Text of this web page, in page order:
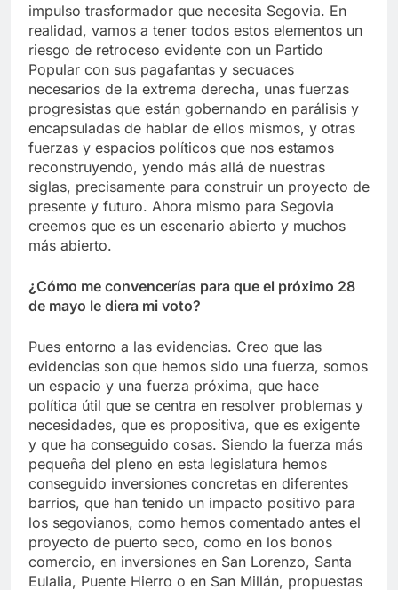
impulso trasformador que necesita Segovia. En
realidad, vamos a tener todos estos elementos un
riesgo de retroceso evidente con un Partido
Popular con sus pagafantas y secuaces
necesarios de la extrema derecha, unas fuerzas
progresistas que están gobernando en parálisis y
encapsuladas de hablar de ellos mismos, y otras
fuerzas y espacios políticos que nos estamos
reconstruyendo, yendo más allá de nuestras
siglas, precisamente para construir un proyecto de
presente y futuro. Ahora mismo para Segovia
creemos que es un escenario abierto y muchos
más abierto.
¿Cómo me convencerías para que el próximo 28
de mayo le diera mi voto?
Pues entorno a las evidencias. Creo que las
evidencias son que hemos sido una fuerza, somos
un espacio y una fuerza próxima, que hace
política útil que se centra en resolver problemas y
necesidades, que es propositiva, que es exigente
y que ha conseguido cosas. Siendo la fuerza más
pequeña del pleno en esta legislatura hemos
conseguido inversiones concretas en diferentes
barrios, que han tenido un impacto positivo para
los segovianos, como hemos comentado antes el
proyecto de puerto seco, como en los bonos
comercio, en inversiones en San Lorenzo, Santa
Eulalia, Puente Hierro o en San Millán, propuestas